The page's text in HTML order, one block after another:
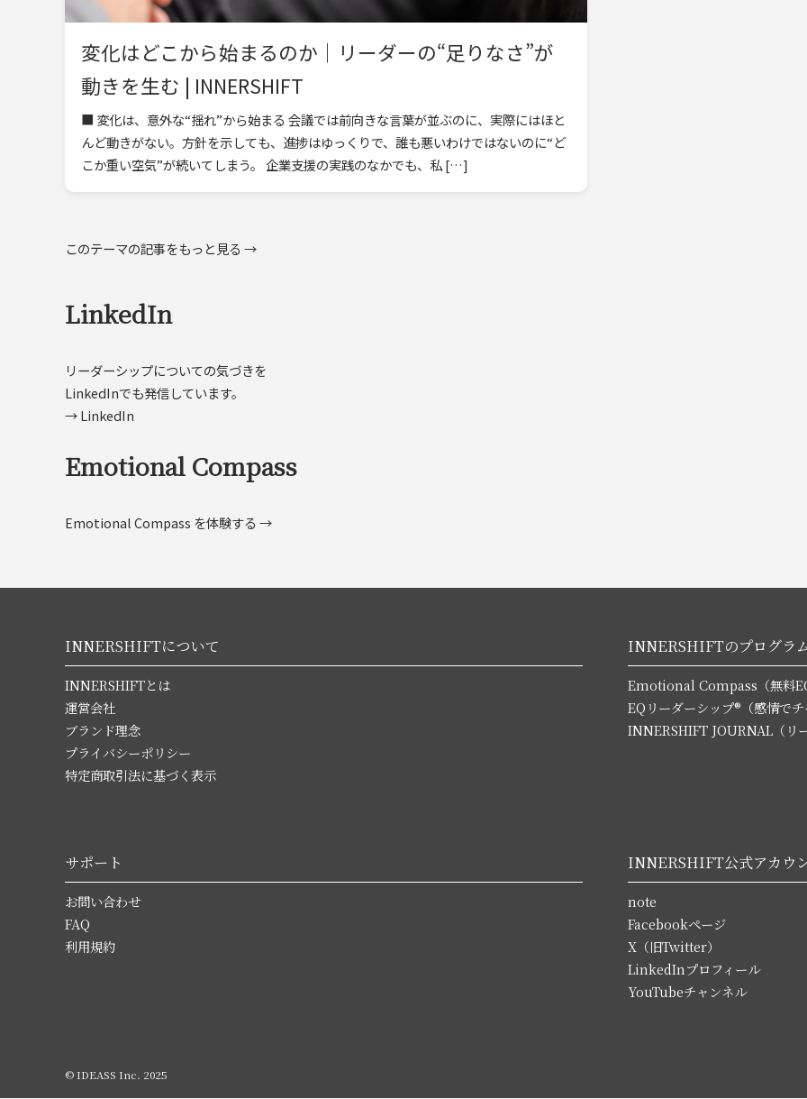
変化はどこから始まるのか｜リーダーの“足りなさ”が
動きを生む | INNERSHIFT
■ 変化は、意外な“揺れ”から始まる 会議では前向きな言葉が並ぶのに、実際にはほと
んど動きがない。方針を示しても、進捗はゆっくりで、誰も悪いわけではないのに“ど
こか重い空気”が続いてしまう。 企業支援の実践のなかでも、私 […]
このテーマの記事をもっと見る →
LinkedIn
リーダーシップについての気づきを
LinkedInでも発信しています。
→ LinkedIn
Emotional Compass
Emotional Compass を体験する →
INNERSHIFTについて
INNERSHIFTとは
運営会社
ブランド理念
プライバシーポリシー
特定商取引法に基づく表示
INNERSHIFTのプログラ
Emotional Compass（無料
EQリーダーシップ®（感情でチ
INNERSHIFT JOURNAL（リ
サポート
お問い合わせ
FAQ
利用規約
INNERSHIFT公式アカウ
note
Facebookページ
X（旧Twitter）
LinkedInプロフィール
YouTubeチャンネル
© IDEASS Inc. 2025